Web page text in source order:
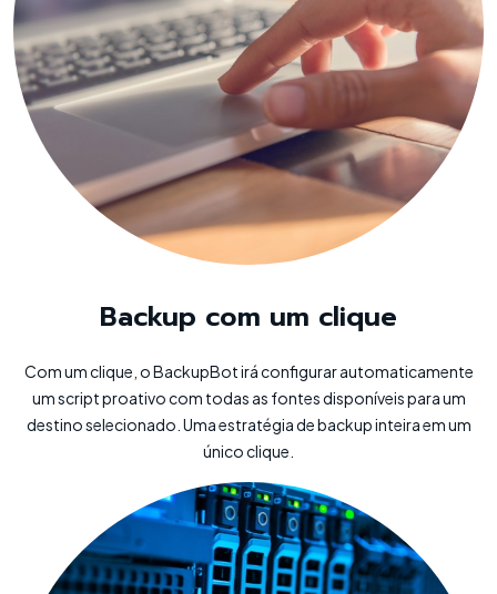
Backup com um clique
Com um clique, o BackupBot irá configurar automaticamente
um script proativo com todas as fontes disponíveis para um
destino selecionado. Uma estratégia de backup inteira em um
único clique.